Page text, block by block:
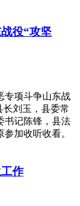
役“攻坚
专项斗争山东战
长刘玉，县委常
书记陈锋，县法
加收听收看。
作